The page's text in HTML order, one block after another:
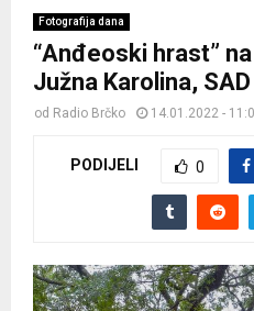
Fotografija dana
“Anđeoski hrast”
Južna Karolina, SAD
od Radio Brčko 14.01.2022 -
PODIJELI 0